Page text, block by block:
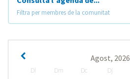
Filtra per membres de la comunitat
Agost, 2026
Dl Dm Dc Dj